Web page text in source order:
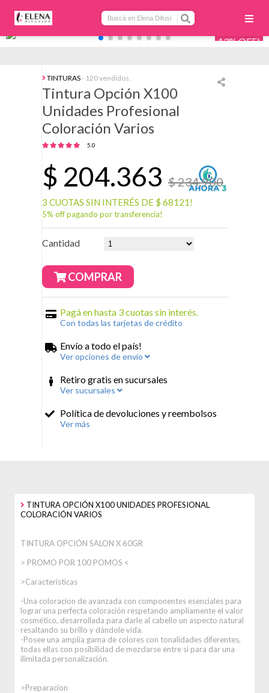
13% OFF!
TINTURAS- 120 vendidos.
Tintura Opción X100
Unidades Profesional
Coloración Varios
5.0
$ 204.363 $ 234.900
3 CUOTAS SIN INTERÉS DE $ 68121!
5% off pagando por transferencia!
Cantidad
COMPRAR
Pagá en hasta 3 cuotas sin interés.
Con todas las tarjetas de crédito
Envío a todo el país!
Ver opciones de envío
Retiro gratis en sucursales
Ver sucursales
Política de devoluciones y reembolsos
Ver más
TINTURA OPCIÓN X100 UNIDADES PROFESIONAL
COLORACIÓN VARIOS
TINTURA OPCIÓN SALON X 60GR
> PROMO POR 100 POMOS <
>Características
-Una coloracion de avanzada con componentes esenciales para
lograr una perfecta coloración respetando ampliamente el valor
cosmético, desarrollada para darle al cabello un aspecto natural
resaltando su brillo y dándole vida.
-Posee una amplia gama de colores con tonalidades diferentes,
todas ellas con posibilidad de mezclarse entre sí para dar una
ilimitada personalización.
>Preparacion